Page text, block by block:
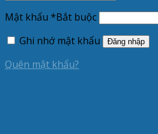
Mật khẩu *Bắt buộc
Ghi nhớ mật khẩu
Đăng nhập
Quên mật khẩu?